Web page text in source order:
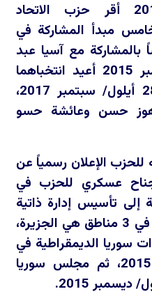
*في حزيران/يونيو 2012 أقر حزب الاتحاد
مبدأ المشاركة في
بالمشاركة مع آسيا عبد
الله، وفي 21 أيلول/ سبتمبر 2015 أعيد انتخباهما
لدورة جديدة انتهت في 28 أيلول/ سبتمبر 2017،
حسن وعائشة حسو
الإعلان رسمياً عن
عسكري للحزب في
بالإضافة إلى تأسيس إدارة ذاتية
في 21 نيسان/ أبريل 2014 في 3 مناطق هي الجزيرة،
سوريا الديمقراطية في
10 تشرين الأول/ أكتوبر 2015، ثم مجلس سوريا